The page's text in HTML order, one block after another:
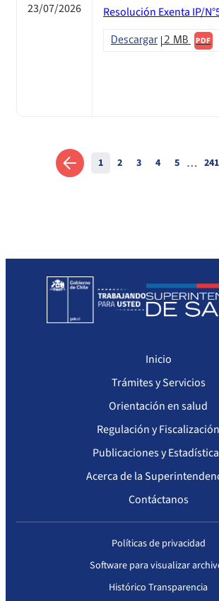
23/07/2026 Resolución Exenta IP/
Descargar 2 MB PDF
Anterior
1 2 3 4 5 … 241
Inicio
Trámites y Servicios
Orientación en salud
Regulación y Fiscalización
Publicaciones y
Acerca de la
Contáctanos
Políticas de privacidad
Software para visualizar
Histórico Transparencia